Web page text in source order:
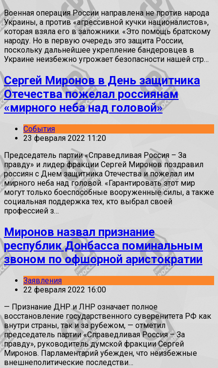
Военная операция России направлена не против народа
Украины, а против «агрессивной кучки националистов»,
которая взяла его в заложники. «Это помощь братскому
народу. Но в первую очередь это защита России,
поскольку дальнейшее укрепление бандеровцев в
Украине неизбежно угрожает безопасности нашей стр…
Сергей Миронов в День защитника
Отечества пожелал россиянам
«мирного неба над головой»
События
23 февраля 2022 11:20
Председатель партии «Справедливая Россия – За
правду» и лидер фракции Сергей Миронов поздравил
россиян с Днем защитника Отечества и пожелал им
мирного неба над головой. «Гарантировать этот мир
могут только боеспособные вооруженные силы, а также
социальная поддержка тех, кто выбрал своей
профессией з…
Миронов назвал признание
республик Донбасса поминальным
звоном по офшорной аристократии
Заявления
22 февраля 2022 16:00
— Признание ДНР и ЛНР означает полное
восстановление государственного суверенитета РФ как
внутри страны, так и за рубежом, — отметил
председатель партии «Справедливая Россия – За
правду», руководитель думской фракции Сергей
Миронов. Парламентарий убежден, что неизбежные
внешнеполитические последстви…